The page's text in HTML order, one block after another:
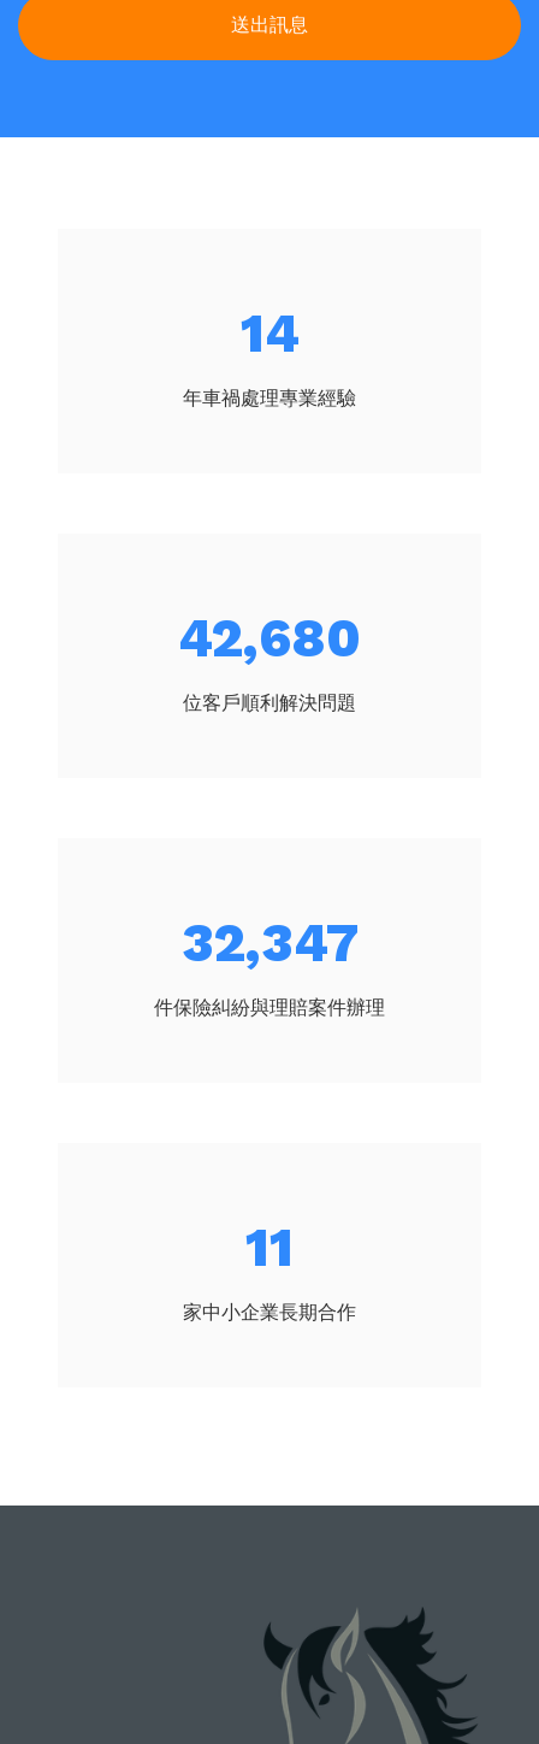
送出訊息
16
年車禍處理專業經驗
49,804
位客戶順利解決問題
37,747
件保險糾紛與理賠案件辦理
13
家中小企業長期合作